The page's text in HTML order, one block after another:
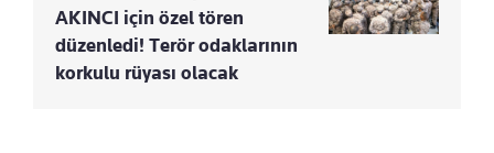
AKINCI için özel tören
düzenledi! Terör odaklarının
korkulu rüyası olacak